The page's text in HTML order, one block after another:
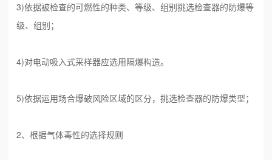
3)依据被检查的可燃性的种类、等级、组别挑选检查器的防爆等
级、组别；
4)对电动吸入式采样器应选用隔爆构造。
5)依据运用场合爆破风险区域的区分，挑选检查器的防爆类型；
2、根据气体毒性的选择规则